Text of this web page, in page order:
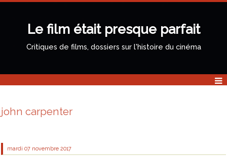
Le film était presque parfait
Critiques de films, dossiers sur l'histoire du cinéma
john carpenter
mardi 07 novembre 2017